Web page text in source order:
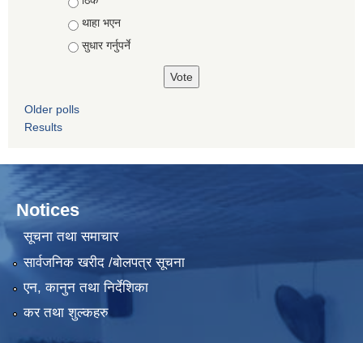
थाहा भएन
सुधार गर्नुपर्ने
Older polls
Results
Notices
सूचना तथा समाचार
सार्वजनिक खरीद /बोलपत्र सूचना
एन, कानुन तथा निर्देशिका
कर तथा शुल्कहरु